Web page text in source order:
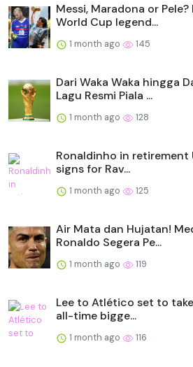
Messi, Maradona or
World Cup legend...
1 month ago 145
Dari Waka Waka hingga
Lagu Resmi Piala ...
1 month ago 128
Ronaldinho in
signs for Rav...
1 month ago 125
Air Mata dan Hujatan!
Ronaldo Segera Pe...
1 month ago 119
Lee to Atlético set to
all-time bigge...
1 month ago 116